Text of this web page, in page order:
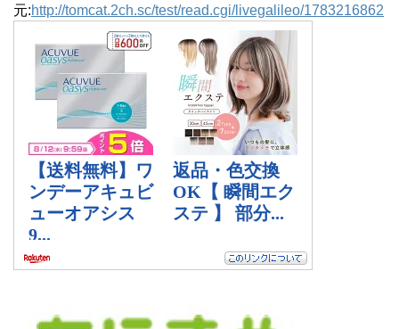
元:http://tomcat.2ch.sc/test/read.cgi/livegalileo/1783216862